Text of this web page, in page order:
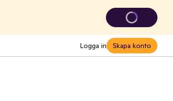
Logga in Skapa konto